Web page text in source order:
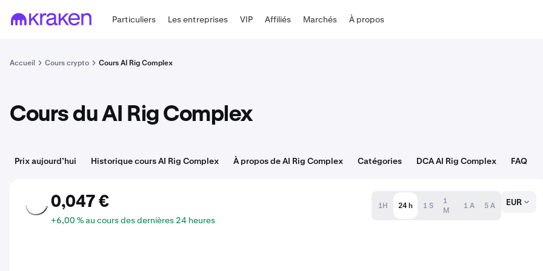
Particuliers Les entreprises VIP Affiliés Marchés À propos
Accueil Cours crypto Cours AI Rig Complex
Cours du AI Rig Complex
Prix aujourd’hui Historique cours AI Rig Complex À propos de AI Rig Complex Catégories DCA AI Rig Complex FAQ
0,047 €
+6,00 % au cours des dernières 24 heures
1H 24 h 1 S
1
M
1 A 5 A EUR